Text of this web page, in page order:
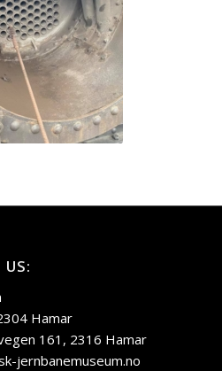
Hamar
161, 2316 Hamar
jernbanemuseum.no